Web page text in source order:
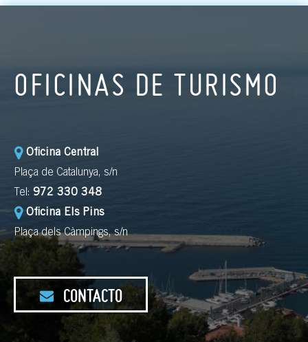
OFICINAS DE TURISMO
Oficina Central
Plaça de Catalunya, s/n
Tel: 972 330 348
Oficina Els Pins
Plaça dels Càmpings, s/n
CONTACTO